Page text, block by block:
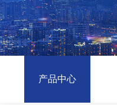
产品中心